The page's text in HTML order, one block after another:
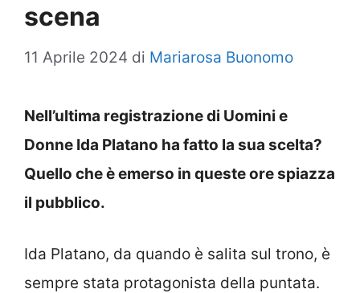
scena
11 Aprile 2024 di Mariarosa Buonomo
Nell’ultima registrazione di Uomini e
Donne Ida Platano ha fatto la sua scelta?
Quello che è emerso in queste ore spiazza
il pubblico.
Ida Platano, da quando è salita sul trono, è
sempre stata protagonista della puntata.